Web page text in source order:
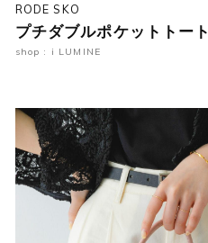
RODE SKO
プチダブルポケットトー
shop : i LUMINE